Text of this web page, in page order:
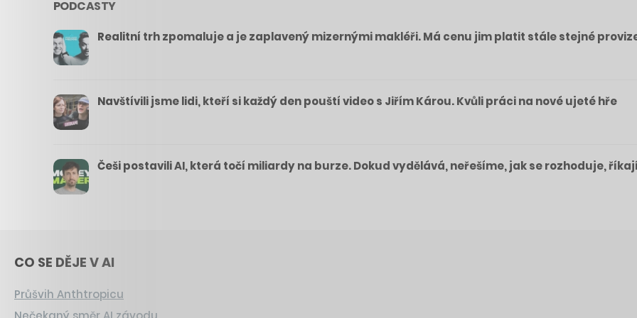
PODCASTY
Realitní trh zpomaluje a je zaplavený mizernými makléři. Má cenu jim platit stále stejné
Navštívili jsme lidi, kteří si každý den pouští video s Jiřím Károu. Kvůli práci na nové ujeté hře
Češi postavili AI, která točí miliardy na burze. Dokud vydělává, neřešíme, jak se rozhoduje,
CO SE DĚJE V AI
Průšvih Anthtropicu